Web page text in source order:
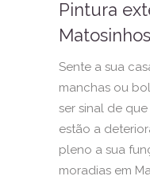
Pintura
Matosinhos
Sente a sua
manchas ou
ser sinal de
estão a
pleno a sua
moradias em